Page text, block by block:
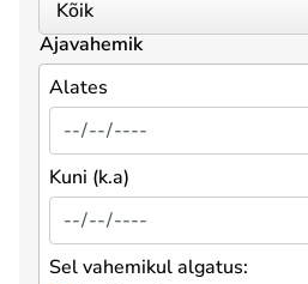
Ajavahemik
Alates
Kuni (k.a)
Sel vahemikul algatus: